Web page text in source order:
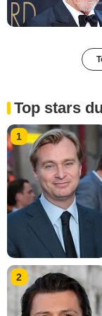
Top stars
1
2